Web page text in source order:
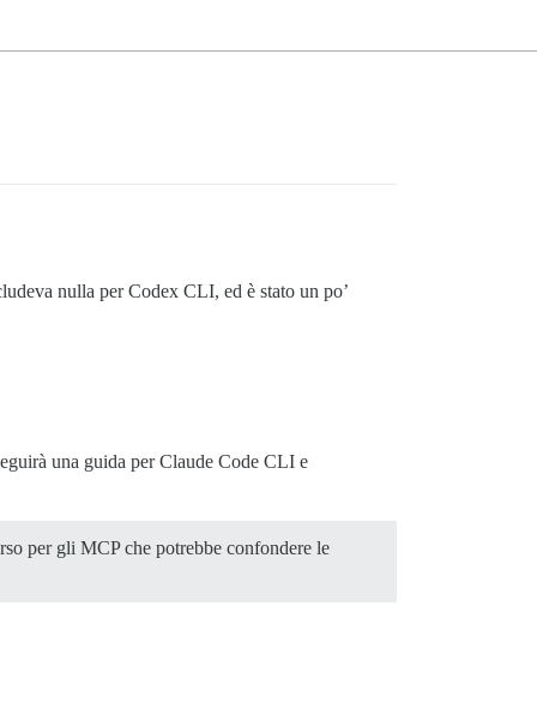
nulla per Codex CLI, ed è stato un po’
una guida per Claude Code CLI e
per gli MCP che potrebbe confondere le